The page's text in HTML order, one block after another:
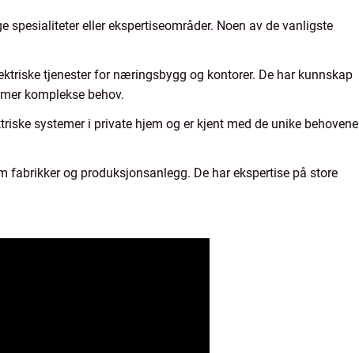
spesialiteter eller ekspertiseområder. Noen av de vanligste
tjenester for næringsbygg og kontorer. De har kunnskap
komplekse behov.
systemer i private hjem og er kjent med de unike behovene
fabrikker og produksjonsanlegg. De har ekspertise på store